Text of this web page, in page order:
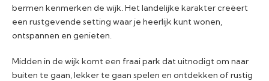
bermen kenmerken de wijk. Het landelijke karakter creëert
een rustgevende setting waar je heerlijk kunt wonen,
ontspannen en genieten.
Midden in de wijk komt een fraai park dat uitnodigt om naar
buiten te gaan, lekker te gaan spelen en ontdekken of rustig